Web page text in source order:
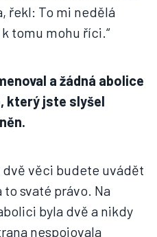
řekl: To mi nedělá
tomu mohu říci.“
a žádná abolice
který jste slyšel
dvě věci budete uvádět
svaté právo. Na
byla dvě a nikdy
nespojovala